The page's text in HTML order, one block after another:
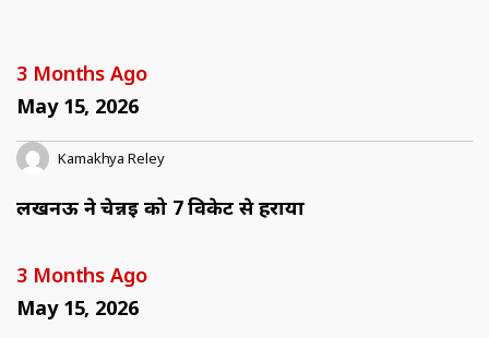
3 Months Ago
May 15, 2026
Kamakhya Reley
लखनऊ ने चेन्नई को 7 विकेट से हराया
3 Months Ago
May 15, 2026